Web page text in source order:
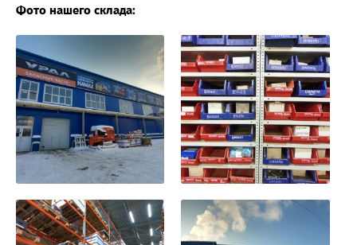
Фото нашего склада: